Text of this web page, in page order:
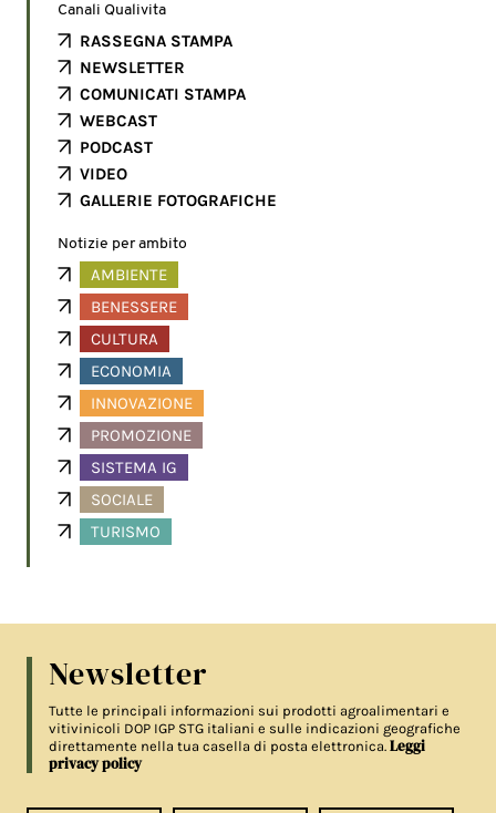
Canali Qualivita
RASSEGNA STAMPA
NEWSLETTER
COMUNICATI STAMPA
WEBCAST
PODCAST
VIDEO
GALLERIE FOTOGRAFICHE
Notizie per ambito
AMBIENTE
BENESSERE
CULTURA
ECONOMIA
INNOVAZIONE
PROMOZIONE
SISTEMA IG
SOCIALE
TURISMO
Newsletter
Tutte le principali informazioni sui prodotti agroalimentari e
vitivinicoli DOP IGP STG italiani e sulle indicazioni geografiche
direttamente nella tua casella di posta elettronica.Leggi
privacy policy